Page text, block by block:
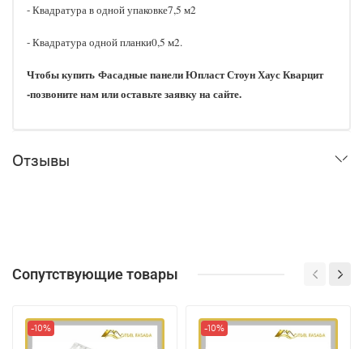
- Квадратура в одной упаковке7,5 м2
- Квадратура одной планки0,5 м2.
Чтобы купить Фасадные панели Юпласт Стоун Хаус Кварцит
-позвоните нам или оставьте заявку на сайте.
Отзывы
Сопутствующие товары
-10% -10%